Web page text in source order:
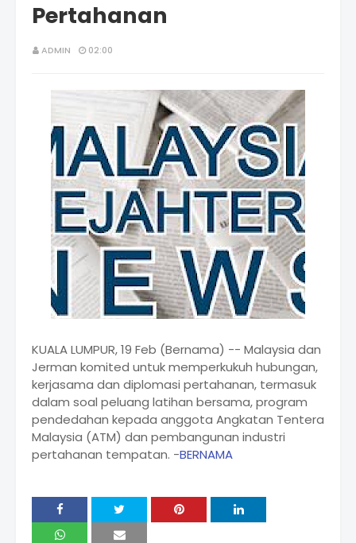
Pertahanan
ADMIN 02:00
KUALA LUMPUR, 19 Feb (Bernama) -- Malaysia dan
Jerman komited untuk memperkukuh hubungan,
kerjasama dan diplomasi pertahanan, termasuk
dalam soal peluang latihan bersama, program
pendedahan kepada anggota Angkatan Tentera
Malaysia (ATM) dan pembangunan industri
pertahanan tempatan. -BERNAMA